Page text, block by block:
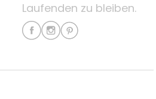
Laufenden zu bleiben.